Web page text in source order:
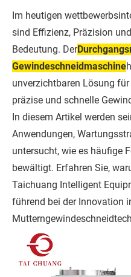
Im heutigen
sind Effizienz, Präzision
Bedeutung. Der
Gewindeschneidmaschine
unverzichtbaren Lösung
präzise und schnelle
In diesem Artikel werden
Anwendungen,
untersucht, wie es häufige
bewältigt. Erfahren Sie,
Taichuang Intelligent
führend bei der Innovation